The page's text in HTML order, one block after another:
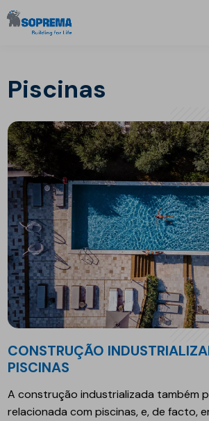
Piscinas
CONSTRUÇÃO
PISCINAS
A construção industrializada também
relacionada com piscinas, e, de facto,